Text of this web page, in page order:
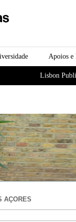
Apoios e
Lisbon
AÇORES